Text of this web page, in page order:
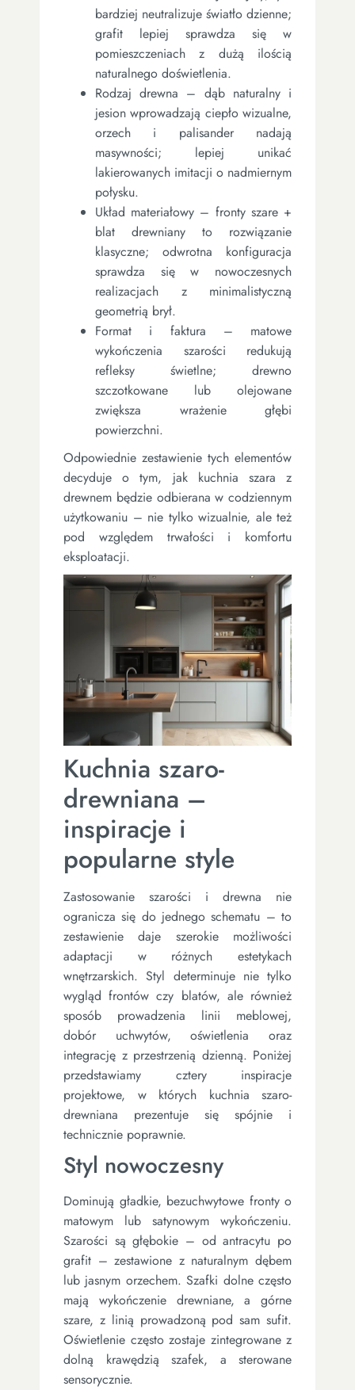
bardziej neutralizuje światło dzienne;
grafit lepiej sprawdza się w
pomieszczeniach z dużą ilością
naturalnego doświetlenia.
Rodzaj drewna – dąb naturalny i
jesion wprowadzają ciepło wizualne,
orzech i palisander nadają
masywności; lepiej unikać
lakierowanych imitacji o nadmiernym
połysku.
Układ materiałowy – fronty szare +
blat drewniany to rozwiązanie
klasyczne; odwrotna konfiguracja
sprawdza się w nowoczesnych
realizacjach z minimalistyczną
geometrią brył.
Format i faktura – matowe
wykończenia szarości redukują
refleksy świetlne; drewno
szczotkowane lub olejowane
zwiększa wrażenie głębi
powierzchni.
Odpowiednie zestawienie tych elementów
decyduje o tym, jak kuchnia szara z
drewnem będzie odbierana w codziennym
użytkowaniu – nie tylko wizualnie, ale też
pod względem trwałości i komfortu
eksploatacji.
Kuchnia szaro-
drewniana –
inspiracje i
popularne style
Zastosowanie szarości i drewna nie
ogranicza się do jednego schematu – to
zestawienie daje szerokie możliwości
adaptacji w różnych estetykach
wnętrzarskich. Styl determinuje nie tylko
wygląd frontów czy blatów, ale również
sposób prowadzenia linii meblowej,
dobór uchwytów, oświetlenia oraz
integrację z przestrzenią dzienną. Poniżej
przedstawiamy cztery inspiracje
projektowe, w których kuchnia szaro-
drewniana prezentuje się spójnie i
technicznie poprawnie.
Styl nowoczesny
Dominują gładkie, bezuchwytowe fronty o
matowym lub satynowym wykończeniu.
Szarości są głębokie – od antracytu po
grafit – zestawione z naturalnym dębem
lub jasnym orzechem. Szafki dolne często
mają wykończenie drewniane, a górne
szare, z linią prowadzoną pod sam sufit.
Oświetlenie często zostaje zintegrowane z
dolną krawędzią szafek, a sterowane
sensorycznie.